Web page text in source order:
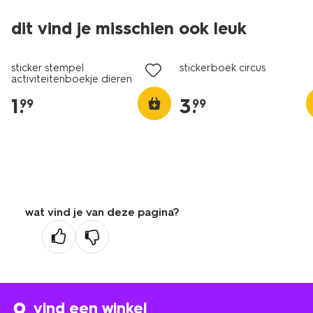
dit vind je misschien ook leuk
sticker stempel
activiteitenboekje dieren
1.
99
stickerboek circus
3.
99
wat vind je van deze pagina?
vind een winkel